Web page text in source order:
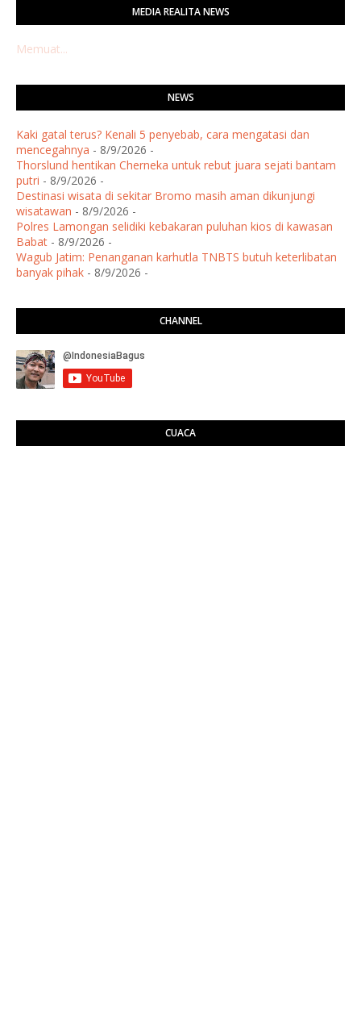
MEDIA REALITA NEWS
Memuat...
NEWS
Kaki gatal terus? Kenali 5 penyebab, cara mengatasi dan
mencegahnya - 8/9/2026 -
Thorslund hentikan Cherneka untuk rebut juara sejati bantam
putri - 8/9/2026 -
Destinasi wisata di sekitar Bromo masih aman dikunjungi
wisatawan - 8/9/2026 -
Polres Lamongan selidiki kebakaran puluhan kios di kawasan
Babat - 8/9/2026 -
Wagub Jatim: Penanganan karhutla TNBTS butuh keterlibatan
banyak pihak - 8/9/2026 -
CHANNEL
CUACA